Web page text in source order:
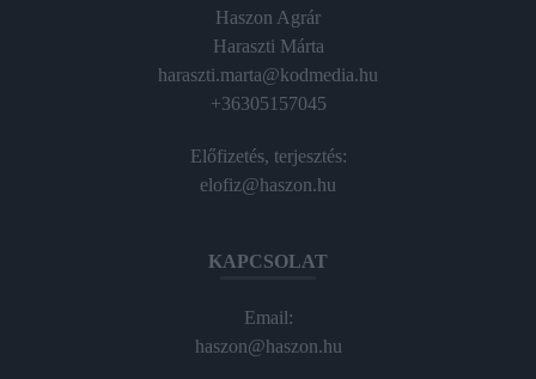
Haszon Agrár
Haraszti Márta
haraszti.marta@kodmedia.hu
+36305157045
Előfizetés, terjesztés:
elofiz@haszon.hu
KAPCSOLAT
Email:
haszon@haszon.hu